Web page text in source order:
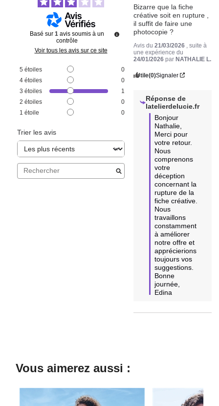
Basé sur 1 avis soumis à un
contrôle
Voir tous les avis sur ce site
5 étoiles
0
4 étoiles
0
3 étoiles
1
2 étoiles
0
1 étoile 0
Trier les avis
Bizarre que la fiche
créative soit en rupture ,
il suffit de faire une
photocopie ?
Avis du21/03/2026
, suite à
une expérience du
24/01/2026 parNATHALIE L.
Utile(0)Signaler
Réponse de
latelierdelucie.fr
Bonjour
Nathalie,
Merci pour
votre retour.
Nous
comprenons
votre
déception
concernant la
rupture de la
fiche créative.
Nous
travaillons
constamment
à améliorer
notre offre et
apprécierions
toujours vos
suggestions.
Bonne
journée,
Edina
Vous aimerez aussi :